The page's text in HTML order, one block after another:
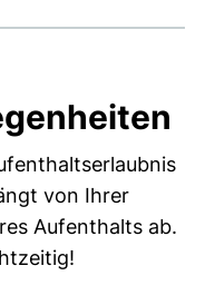
von Ihrer
Aufenthalts ab.